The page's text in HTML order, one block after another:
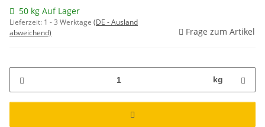
50 kg Auf Lager
Lieferzeit: 1 - 3 Werktage (DE - Ausland
abweichend)
Frage zum Artikel
kg